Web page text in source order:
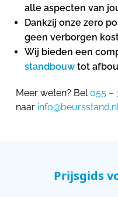
alle aspecten van
Dankzij onze zero
geen verborgen
Wij bieden een
standbouw tot
Meer weten? Bel055 –
naar
Prijsgids